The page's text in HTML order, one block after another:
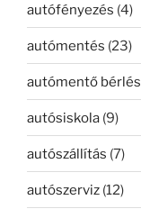
autófényezés (4)
autómentés (23)
autómentő bérlés
autósiskola (9)
autószállítás (7)
autószerviz (12)